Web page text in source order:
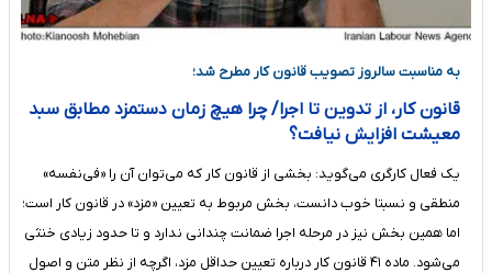
به مناسبت سالروز تصویب قانون کار مطرح شد؛
قانون کار، از تدوین تا اجرا/ چرا هیچ زمان دستمزد مطابق سبد
معیشت افزایش نیافت؟
یک فعال کارگری می‌گوید: بخشی از قانون کار که می‌توان آن را «فی‌نفسه»
منطقی و نسبتا خوب دانست، بخش مربوط به تعیین «مزد» در قانون کار است؛
اما همین بخش نیز در مرحله اجرا ضمانت چندانی ندارد و تا حدود زیادی خنثی
می‌شود. ماده ۴۱ قانون کار درباره تعیین حداقل مزد، اگرچه از نظر متن و اصول